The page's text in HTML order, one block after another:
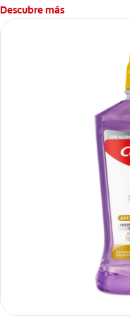
Descubre más